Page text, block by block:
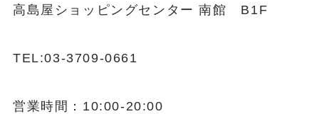
高島屋ショッピングセンター 南館 B1F
TEL:03-3709-0661
営業時間：10:00-20:00